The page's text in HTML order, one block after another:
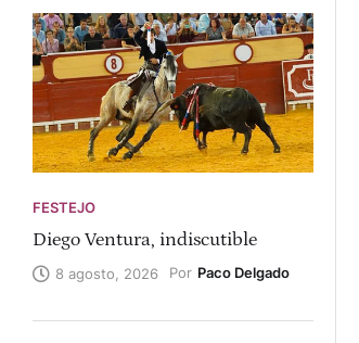
FESTEJO
Diego Ventura, indiscutible
8 agosto, 2026 Por Paco Delgado